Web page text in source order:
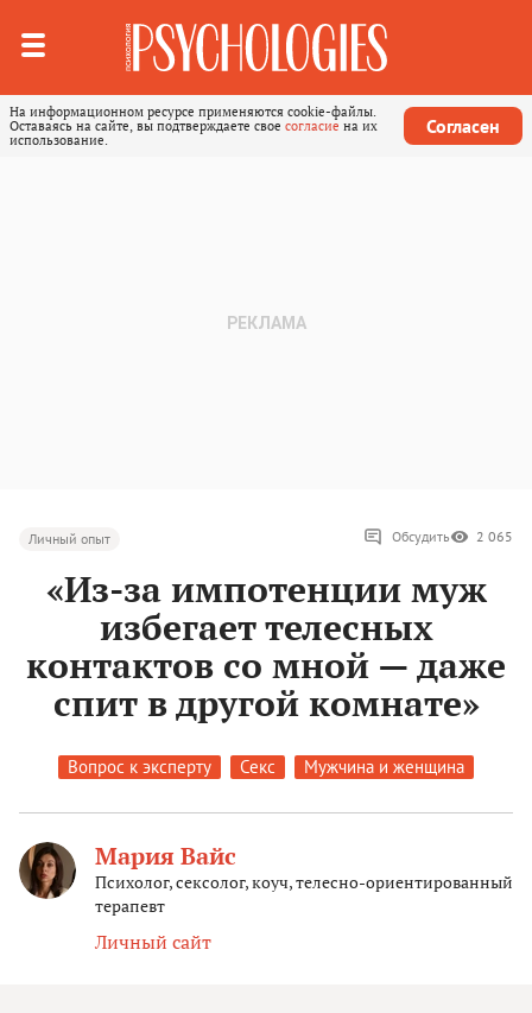
На информационном ресурсе применяются cookie-файлы.
Оставаясь на сайте, вы подтверждаете свое согласие на их
использование.
Согласен
Личный опыт Обсудить 2 065
«Из-за импотенции муж
избегает телесных
контактов со мной — даже
спит в другой комнате»
Вопрос к эксперту Секс Мужчина и женщина
Мария Вайс
Психолог, сексолог, коуч, телесно-ориентированный
терапевт
Личный сайт